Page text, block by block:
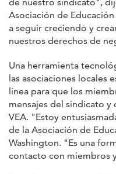
Asociación de
a seguir creciendo y
nuestros derechos de
Una herramienta
las asociaciones locales
línea para que los
mensajes del sindicato y
VEA. "Estoy
de la Asociación de
Washington. "Es una
contacto con miembros